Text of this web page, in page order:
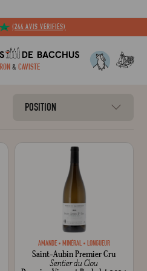
(244 AVIS VÉRIFIÉS)
& CAVISTE
Adresse email
Mot de passe
POSITION
AMANDE MINÉRAL LONGUEUR
Saint-Aubin Premier Cru
Sentier du Clou